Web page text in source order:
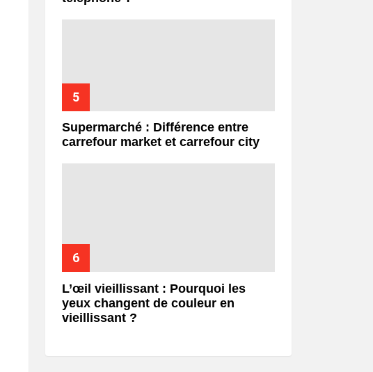
Supermarché : Différence entre
carrefour market et carrefour city
L’œil vieillissant : Pourquoi les
yeux changent de couleur en
vieillissant ?